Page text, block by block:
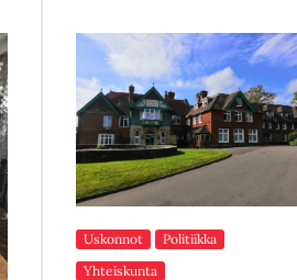
Uskonnot
Politiikka
Yhteiskunta